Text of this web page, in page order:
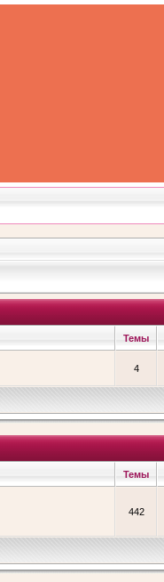
Темы
4
Темы
442